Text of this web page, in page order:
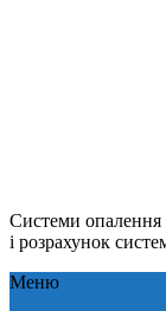
Системи
і розрахунок
Меню